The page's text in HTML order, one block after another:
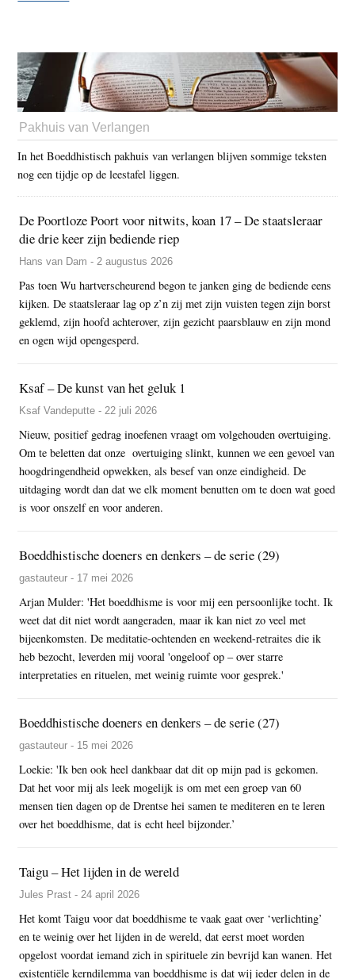
Pakhuis van Verlangen
In het Boeddhistisch pakhuis van verlangen blijven sommige teksten
nog een tijdje op de leestafel liggen.
De Poortloze Poort voor nitwits, koan 17 – De staatsleraar
die drie keer zijn bediende riep
Hans van Dam - 2 augustus 2026
Pas toen Wu hartverscheurend begon te janken ging de bediende eens
kijken. De staatsleraar lag op z’n zij met zijn vuisten tegen zijn borst
geklemd, zijn hoofd achterover, zijn gezicht paarsblauw en zijn mond
en ogen wijd opengesperd.
Ksaf – De kunst van het geluk 1
Ksaf Vandeputte - 22 juli 2026
Nieuw, positief gedrag inoefenen vraagt om volgehouden overtuiging.
Om te beletten dat onze overtuiging slinkt, kunnen we een gevoel van
hoogdringendheid opwekken, als besef van onze eindigheid. De
uitdaging wordt dan dat we elk moment benutten om te doen wat goed
is voor onszelf en voor anderen.
Boeddhistische doeners en denkers – de serie (29)
gastauteur - 17 mei 2026
Arjan Mulder: 'Het boeddhisme is voor mij een persoonlijke tocht. Ik
weet dat dit niet wordt aangeraden, maar ik kan niet zo veel met
bijeenkomsten. De meditatie-ochtenden en weekend-retraites die ik
heb bezocht, leverden mij vooral 'ongeloof op – over starre
interpretaties en rituelen, met weinig ruimte voor gesprek.'
Boeddhistische doeners en denkers – de serie (27)
gastauteur - 15 mei 2026
Loekie: 'Ik ben ook heel dankbaar dat dit op mijn pad is gekomen.
Dat het voor mij als leek mogelijk is om met een groep van 60
mensen tien dagen op de Drentse hei samen te mediteren en te leren
over het boeddhisme, dat is echt heel bijzonder.’
Taigu – Het lijden in de wereld
Jules Prast - 24 april 2026
Het komt Taigu voor dat boeddhisme te vaak gaat over ‘verlichting’
en te weinig over het lijden in de wereld, dat eerst moet worden
opgelost voordat iemand zich in spirituele zin bevrijd kan wanen. Het
existentiële kerndilemma van boeddhisme is dat wij ieder delen in de